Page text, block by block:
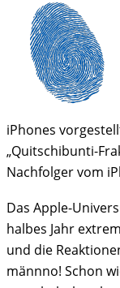
iPhones
„Quitschibunti-
Nachfolger vom
Das Apple-
halbes Jahr
und die
männno! Schon